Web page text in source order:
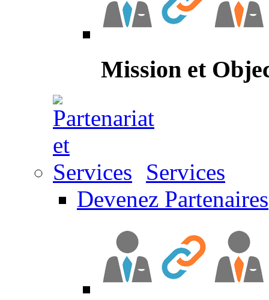
Mission et
Services
Devenez Partenaires